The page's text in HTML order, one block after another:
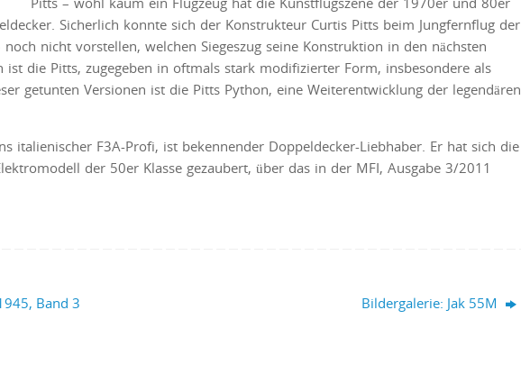
Sicherlich konnte sich der Konstrukteur Curtis Pitts beim Jungfernflug der
nicht vorstellen, welchen Siegeszug seine Konstruktion in den nächsten
ist die Pitts, zugegeben in oftmals stark modifizierter Form, insbesondere als
getunten Versionen ist die Pitts Python, eine Weiterentwicklung der legendären
italienischer F3A-Profi, ist bekennender Doppeldecker-Liebhaber. Er hat sich die
der 50er Klasse gezaubert, über das in der MFI, Ausgabe 3/2011
Band 3 Bildergalerie: Jak 55M